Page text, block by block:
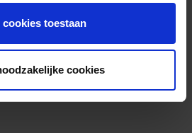
cookies toestaan
cookies